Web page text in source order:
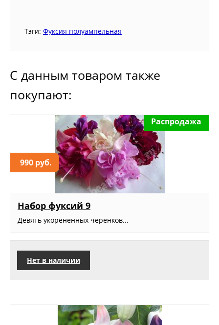
Тэги: Фуксия полуампельная
С данным товаром также
покупают:
990 руб.
Распродажа
Набор фуксий 9
Девять укорененных черенков...
Нет в наличии